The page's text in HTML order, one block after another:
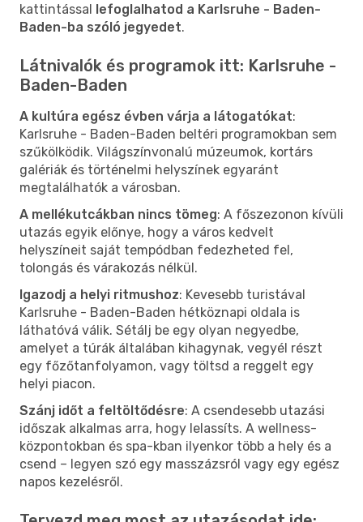
kattintással lefoglalhatod a Karlsruhe - Baden-
Baden-ba szóló jegyedet.
Látnivalók és programok itt: Karlsruhe -
Baden-Baden
A kultúra egész évben várja a látogatókat:
Karlsruhe - Baden-Baden beltéri programokban sem
szűkölködik. Világszínvonalú múzeumok, kortárs
galériák és történelmi helyszínek egyaránt
megtalálhatók a városban.
A mellékutcákban nincs tömeg: A főszezonon kívüli
utazás egyik előnye, hogy a város kedvelt
helyszíneit saját tempódban fedezheted fel,
tolongás és várakozás nélkül.
Igazodj a helyi ritmushoz: Kevesebb turistával
Karlsruhe - Baden-Baden hétköznapi oldala is
láthatóvá válik. Sétálj be egy olyan negyedbe,
amelyet a túrák általában kihagynak, vegyél részt
egy főzőtanfolyamon, vagy töltsd a reggelt egy
helyi piacon.
Szánj időt a feltöltődésre: A csendesebb utazási
időszak alkalmas arra, hogy lelassíts. A wellness-
központokban és spa-kban ilyenkor több a hely és a
csend – legyen szó egy masszázsról vagy egy egész
napos kezelésről.